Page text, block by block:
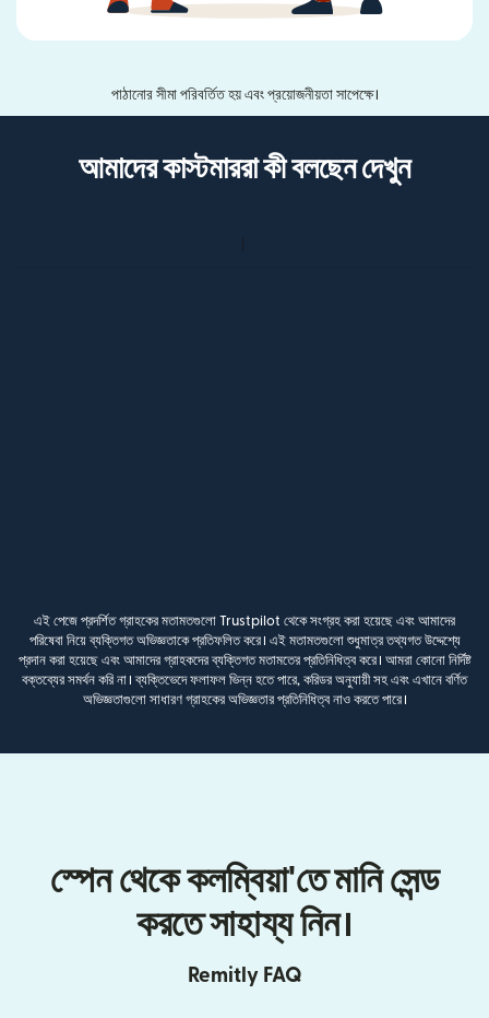
পাঠানোর সীমা পরিবর্তিত হয় এবং প্রয়োজনীয়তা সাপেক্ষে।
আমাদের কাস্টমাররা কী বলছেন দেখুন
এই পেজে প্রদর্শিত গ্রাহকের মতামতগুলো Trustpilot থেকে সংগ্রহ করা হয়েছে এবং আমাদের
পরিষেবা নিয়ে ব্যক্তিগত অভিজ্ঞতাকে প্রতিফলিত করে। এই মতামতগুলো শুধুমাত্র তথ্যগত উদ্দেশ্যে
প্রদান করা হয়েছে এবং আমাদের গ্রাহকদের ব্যক্তিগত মতামতের প্রতিনিধিত্ব করে। আমরা কোনো নির্দিষ্ট
বক্তব্যের সমর্থন করি না। ব্যক্তিভেদে ফলাফল ভিন্ন হতে পারে, করিডর অনুযায়ী সহ এবং এখানে বর্ণিত
অভিজ্ঞতাগুলো সাধারণ গ্রাহকের অভিজ্ঞতার প্রতিনিধিত্ব নাও করতে পারে।
স্পেন থেকে কলম্বিয়া'তে মানি সেন্ড
করতে সাহায্য নিন।
Remitly FAQ